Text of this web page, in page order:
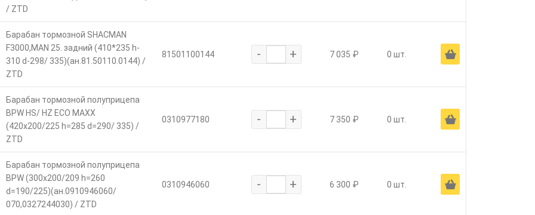
/ ZTD
Барабан тормозной SHACMAN
F3000,MAN 25. задний (410*235 h-
310 d-298/ 335)(ан.81.50110.0144) /
ZTD
81501100144 - + 7 035 ₽ 0 шт. Ä
Барабан тормозной полуприцепа
BPW HS/ HZ ECO MAXX
(420х200/225 h=285 d=290/ 335) /
ZTD
0310977180 - + 7 350 ₽ 0 шт. Ä
Барабан тормозной полуприцепа
BPW (300x200/209 h=260
d=190/225)(ан.0910946060/
070,0327244030) / ZTD
0310946060 - + 6 300 ₽ 0 шт. Ä